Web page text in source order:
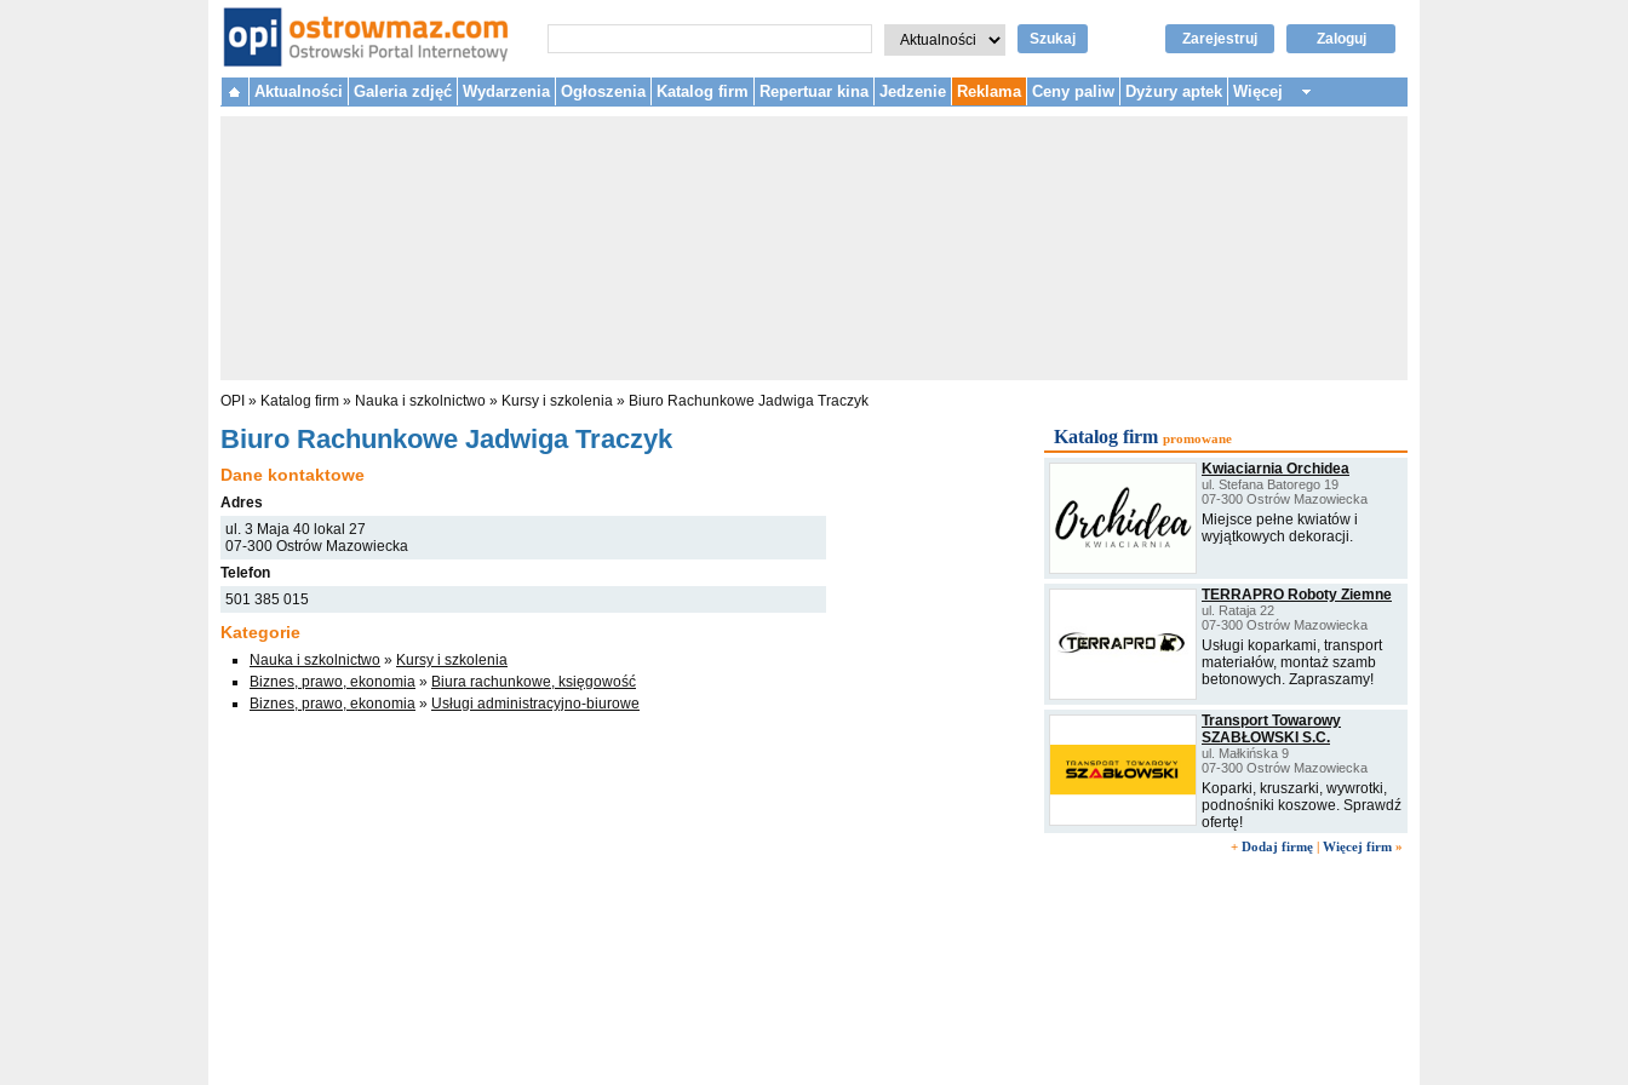
Szukaj Zaloguj
Zarejestruj
Aktualności Galeria zdjęć Wydarzenia Ogłoszenia Katalog firm Repertuar kina Jedzenie Reklama Ceny paliw Dyżury aptek Więcej
OPI » Katalog firm » Nauka i szkolnictwo » Kursy i szkolenia » Biuro Rachunkowe Jadwiga Traczyk
Biuro Rachunkowe Jadwiga Traczyk
Dane kontaktowe
Adres
ul. 3 Maja 40 lokal 27
07-300 Ostrów Mazowiecka
Telefon
501 385 015
Kategorie
Nauka i szkolnictwo » Kursy i szkolenia
Biznes, prawo, ekonomia » Biura rachunkowe, księgowość
Biznes, prawo, ekonomia » Usługi administracyjno-biurowe
Katalog firm promowane
Kwiaciarnia Orchidea
ul. Stefana Batorego 19
07-300 Ostrów Mazowiecka
Miejsce pełne kwiatów i
wyjątkowych dekoracji.
TERRAPRO Roboty Ziemne
ul. Rataja 22
07-300 Ostrów Mazowiecka
Usługi koparkami, transport
materiałów, montaż szamb
betonowych. Zapraszamy!
Transport Towarowy
SZABŁOWSKI S.C.
ul. Małkińska 9
07-300 Ostrów Mazowiecka
Koparki, kruszarki, wywrotki,
podnośniki koszowe. Sprawdź
ofertę!
+ Dodaj firmę | Więcej firm »